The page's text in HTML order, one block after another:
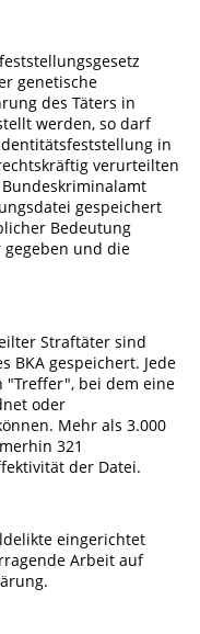
genetische
des Täters in
werden, so darf
in
verurteilten
gespeichert
Bedeutung
und die
Straftäter sind
BKA gespeichert. Jede
"Treffer", bei dem eine
oder
Mehr als 3.000
321
der Datei.
eingerichtet
Arbeit auf